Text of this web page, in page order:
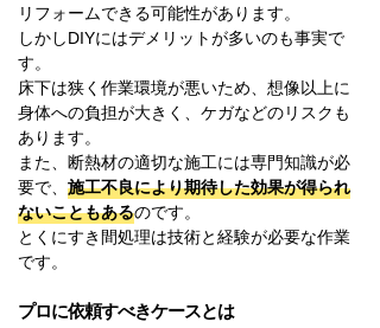
リフォームできる可能性があります。
しかしDIYにはデメリットが多いのも事実で
す。
床下は狭く作業環境が悪いため、想像以上に
身体への負担が大きく、ケガなどのリスクも
あります。
また、断熱材の適切な施工には専門知識が必
要で、 施工不良により期待した効果が得られ
ないこともあるのです。
とくにすき間処理は技術と経験が必要な作業
です。
プロに依頼すべきケースとは